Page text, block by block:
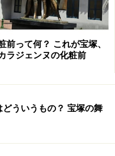
となるTOKIOの
ズ時代からの盟友・小
イズ」の名前は、ニー
ボーイズ」から取った
前って何？ これが宝塚、
ラジェンヌの化粧前
ういうもの？ 宝塚の舞